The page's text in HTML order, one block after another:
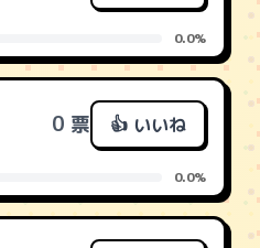
0.0%
0 票 👍 いいね
0.0%